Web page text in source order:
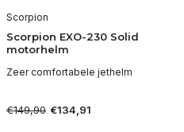
Scorpion
Scorpion EXO-230 Solid
motorhelm
Zeer comfortabele jethelm
€149,90 €134,91